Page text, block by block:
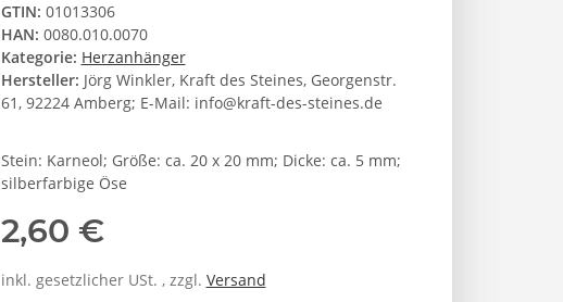
GTIN: 01013306
HAN: 0080.010.0070
Kategorie: Herzanhänger
Hersteller: Jörg Winkler, Kraft des Steines, Georgenstr.
61, 92224 Amberg; E-Mail: info@kraft-des-steines.de
Stein: Karneol; Größe: ca. 20 x 20 mm; Dicke: ca. 5 mm;
silberfarbige Öse
2,60 €
inkl. gesetzlicher USt. , zzgl. Versand